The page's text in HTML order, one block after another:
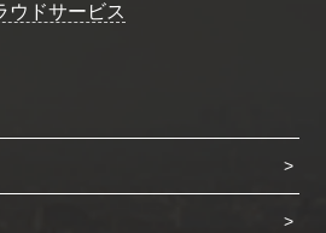
ウドサービス